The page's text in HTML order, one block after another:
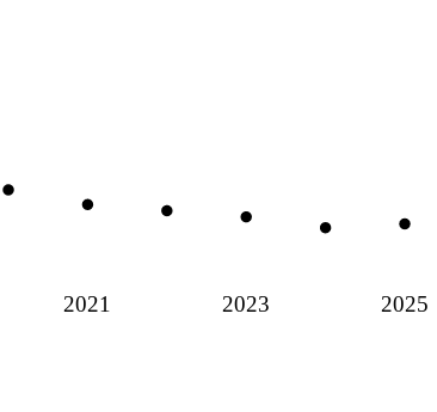
2021 2023 2025